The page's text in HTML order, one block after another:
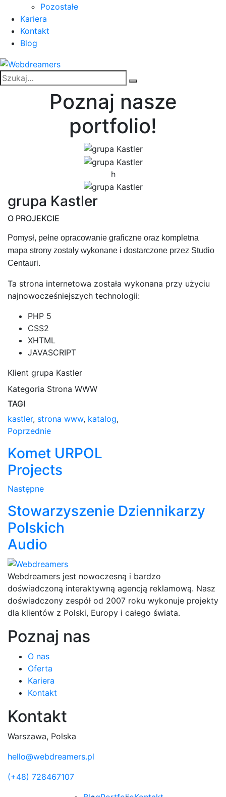
Pozostałe
Kariera
Kontakt
Blog
Poznaj nasze
portfolio!
grupa Kastler
O PROJEKCIE
Pomysł, pełne opracowanie graficzne oraz kompletna
mapa strony zostały wykonane i dostarczone przez Studio
Centauri.
Ta strona internetowa została wykonana przy użyciu
najnowocześniejszych technologii:
PHP 5
CSS2
XHTML
JAVASCRIPT
Klient grupa Kastler
Kategoria Strona WWW
TAGI
kastler, strona www, katalog,
h
Poprzednie
Komet URPOL
Projects
Następne
Stowarzyszenie Dziennikarzy
Polskich
Audio
Webdreamers jest nowoczesną i bardzo
doświadczoną interaktywną agencją reklamową. Nasz
doświadczony zespół od 2007 roku wykonuje projekty
dla klientów z Polski, Europy i całego świata.
Poznaj nas
O nas
Oferta
Kariera
Kontakt
Kontakt
Warszawa, Polska
hello@webdreamers.pl
(+48) 728467107